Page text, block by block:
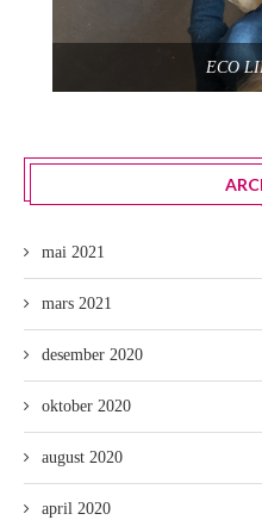
ECO
mai 2021
mars 2021
desember 2020
oktober 2020
august 2020
april 2020